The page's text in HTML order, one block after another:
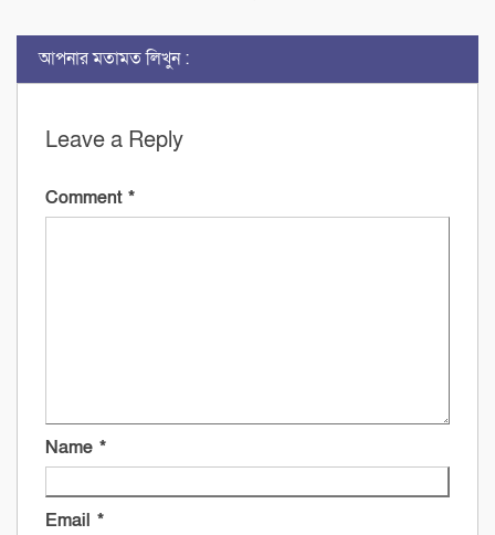
আপনার মতামত লিখুন :
Leave a Reply
Comment *
Name *
Email *